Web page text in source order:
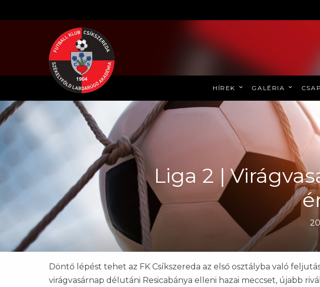
HÍREK GALÉRIA
Liga 2 |
Döntő lépést tehet az FK Csíkszereda az első osztályba való
virágvasárnap délutáni Resicabánya elleni hazai meccset, újabb